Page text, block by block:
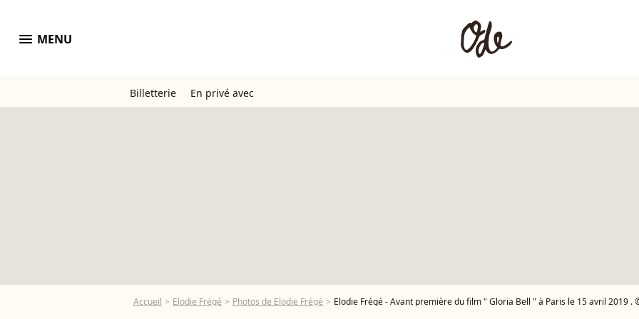
menu MENU
Billetterie En privé avec
Accueil Elodie Frégé Photos de Elodie Frégé Elodie Frégé - Avant première du film " Gloria Bell " à Paris le 15 avril 2019 .